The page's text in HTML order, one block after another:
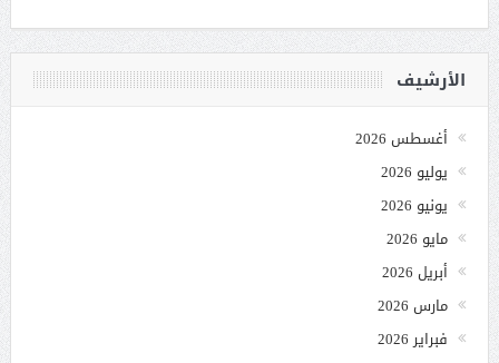
الأرشيف
أغسطس 2026
يوليو 2026
يونيو 2026
مايو 2026
أبريل 2026
مارس 2026
فبراير 2026